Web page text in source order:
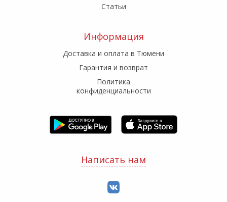
Статьи
Информация
Доставка и оплата в Тюмени
Гарантия и возврат
Политика
конфиденциальности
Написать нам